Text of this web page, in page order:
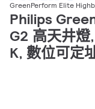
GreenPerform Elite
Philips
G2 高天井
K, 數位可定